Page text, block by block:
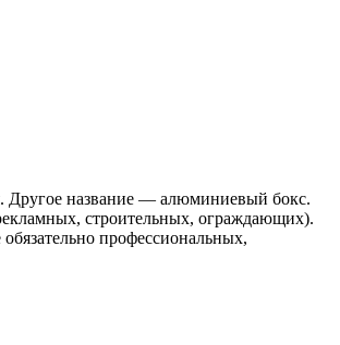
Другое название — алюминиевый бокс.
строительных, ограждающих).
профессиональных,